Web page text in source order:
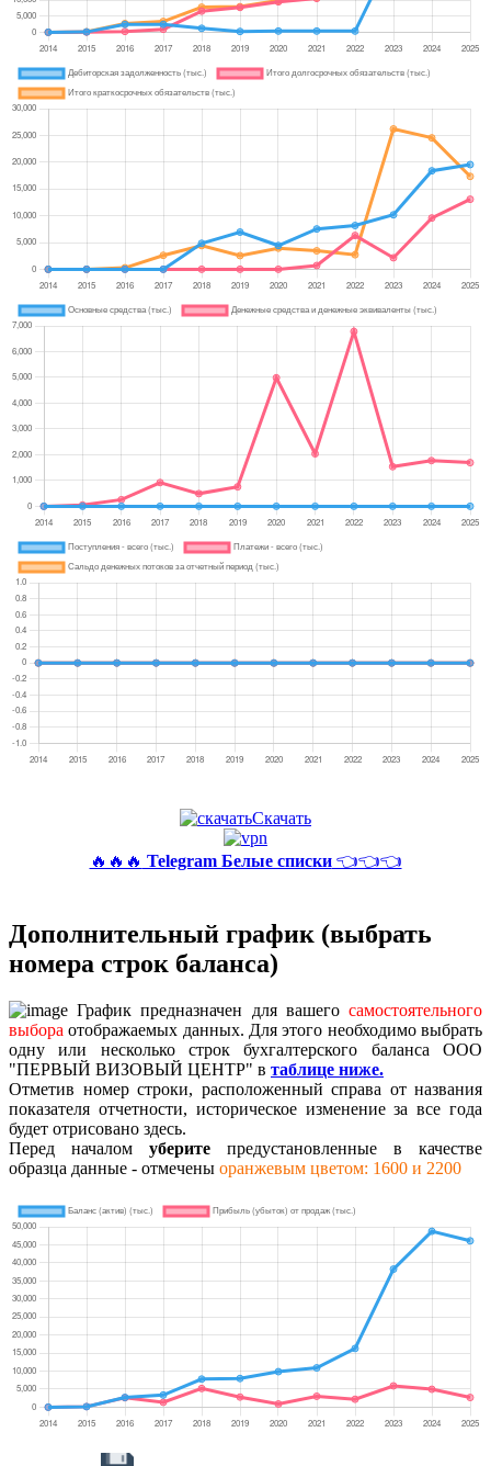
Скачать
🔥🔥🔥 Telegram Белые списки👈👈👈
Дополнительный график (выбрать
номера строк баланса)
График предназначен для вашего самостоятельного
выбора отображаемых данных. Для этого необходимо выбрать
одну или несколько строк бухгалтерского баланса ООО
"ПЕРВЫЙ ВИЗОВЫЙ ЦЕНТР" в таблице ниже.
Отметив номер строки, расположенный справа от названия
показателя отчетности, историческое изменение за все года
будет отрисовано здесь.
Перед началом уберите предустановленные в качестве
образца данные - отмечены оранжевым цветом: 1600 и 2200